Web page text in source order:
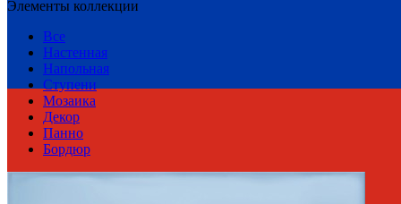
Элементы коллекции
Все
Настенная
Напольная
Ступени
Мозаика
Декор
Панно
Бордюр